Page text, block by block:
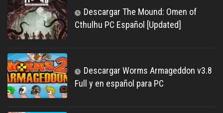
Descargar The Mound: Omen of
Cthulhu PC Español [Updated]
Descargar Worms Armageddon v3.8
Full y en español para PC